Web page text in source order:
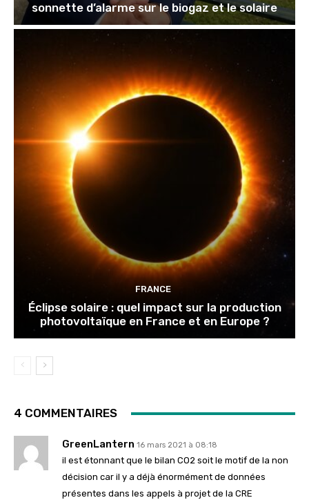
sonnette d’alarme sur le biogaz et le solaire
FRANCE
Éclipse solaire : quel impact sur la production
photovoltaïque en France et en Europe ?
4 COMMENTAIRES
GreenLantern 16 mars 2021 à 08:18
il est étonnant que le bilan CO2 soit le motif de la non
décision car il y a déjà énormément de données
présentes dans les appels à projet de la CRE